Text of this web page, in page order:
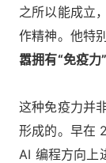
之所以能成立
作精神。他特
嚣拥有“免疫力”
这种免疫力并
形成的。早在
AI 编程方向上